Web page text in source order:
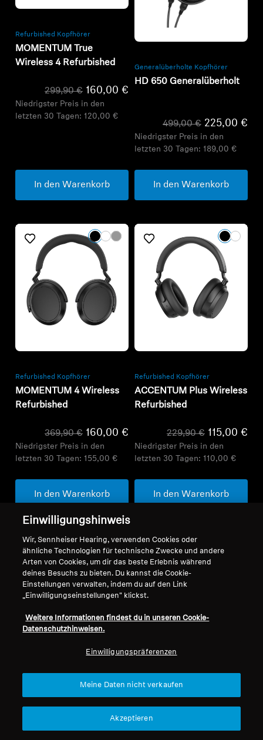
Refurbished Kopfhörer
MOMENTUM True
Wireless 4 Refurbished
299,90 € 160,00 €
Niedrigster Preis in den
letzten 30 Tagen: 120,00 €
In den Warenkorb
Generalüberholte Kopfhörer
HD 650 Generalüberholt
499,00 € 225,00 €
Niedrigster Preis in den
letzten 30 Tagen: 189,00 €
In den Warenkorb
Refurbished Kopfhörer
MOMENTUM 4 Wireless
Refurbished
369,90 € 160,00 €
Niedrigster Preis in den
letzten 30 Tagen: 155,00 €
In den Warenkorb
Refurbished Kopfhörer
ACCENTUM Plus Wireless
Refurbished
229,90 € 115,00 €
Niedrigster Preis in den
letzten 30 Tagen: 110,00 €
In den Warenkorb
Ersatzteile und Zubehör
BTD 700
Refurbished
MOMENTUM 5 Wireless
399,90 €
Einwilligungshinweis
Wir, Sennheiser Hearing, verwenden Cookies oder
ähnliche Technologien für technische Zwecke und andere
Arten von Cookies, um dir das beste Erlebnis während
deines Besuchs zu bieten. Du kannst die Cookie-
Einstellungen verwalten, indem du auf den Link
„Einwilligungseinstellungen" klickst.
Weitere Informationen findest du in unseren Cookie-
Datenschutzhinweisen.
Einwilligungspräferenzen
Meine Daten nicht verkaufen
Akzeptieren